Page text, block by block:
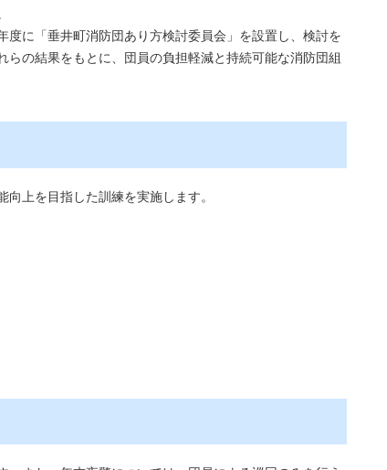
に「垂井町消防団あり方検討委員会」を設置し、検討を
の結果をもとに、団員の負担軽減と持続可能な消防団組
上を目指した訓練を実施します。